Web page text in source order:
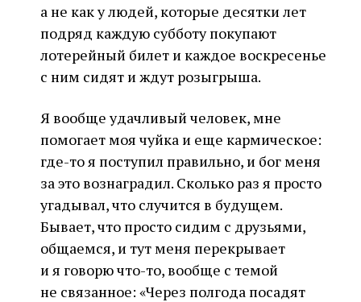
а не как у людей, которые десятки лет
подряд каждую субботу покупают
лотерейный билет и каждое воскресенье
с ним сидят и ждут розыгрыша.
Я вообще удачливый человек, мне
помогает моя чуйка и еще кармическое:
где-то я поступил правильно, и бог меня
за это вознаградил. Сколько раз я просто
угадывал, что случится в будущем.
Бывает, что просто сидим с друзьями,
общаемся, и тут меня перекрывает
и я говорю что-то, вообще с темой
не связанное: «Через полгода посадят